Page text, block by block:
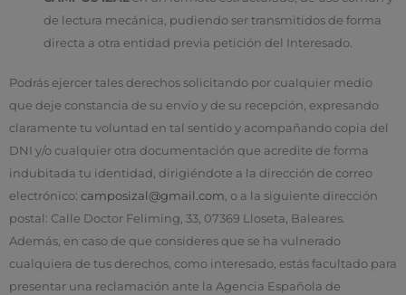
de lectura mecánica, pudiendo ser transmitidos de forma
directa a otra entidad previa petición del Interesado.
Podrás ejercer tales derechos solicitando por cualquier medio
que deje constancia de su envío y de su recepción, expresando
claramente tu voluntad en tal sentido y acompañando copia del
DNI y/o cualquier otra documentación que acredite de forma
indubitada tu identidad, dirigiéndote a la dirección de correo
electrónico: camposizal@gmail.com, o a la siguiente dirección
postal: Calle Doctor Feliming, 33, 07369 Lloseta, Baleares.
Además, en caso de que consideres que se ha vulnerado
cualquiera de tus derechos, como interesado, estás facultado para
presentar una reclamación ante la Agencia Española de